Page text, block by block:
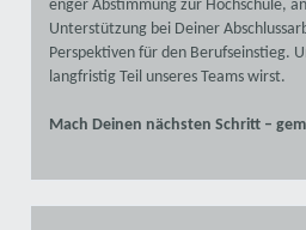
enger Abstimmung zur Hochschule,
Unterstützung bei Deiner
Perspektiven für den Berufseinstieg.
langfristig Teil unseres Teams wirst.
Mach Deinen nächsten Schritt –